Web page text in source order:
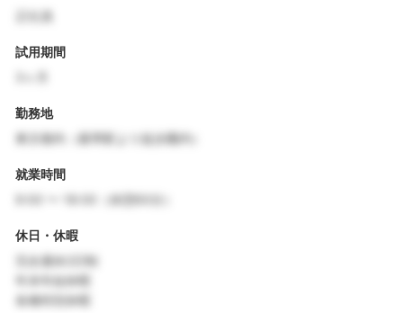
試用期間
勤務地
東京都内（最寄駅より徒歩圏内）
就業時間
9:00 〜 18:00（休憩60分）
休日・休暇
完全週休2日制
年末年始休暇
各種特別休暇